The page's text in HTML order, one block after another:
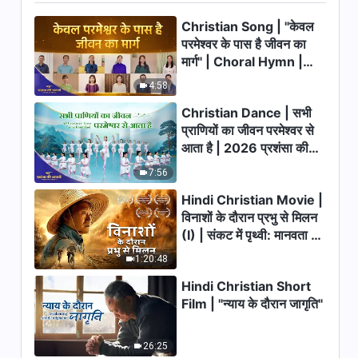
36:44
42:59
Hindi Catholic Testimony
Video | भ्रष्ट स्वभाव को ठीक करने का
तरीका मुझे पता है
37:11
Hindi Christian Testimony
Video | आधुनिक युग का फरीसी होना
(I) | True Story of a Christian
30:33
Hindi Christian Testimony
Video | मेरे और परमेश्वर के राज्य के
बीच आए मेरे पादरी
33:52
Hindi Christian Testimony
Video | पादरी की दुष्टता को समझना |
True Story of a Christian
4:58
Christian Song | "केवल
परमेश्वर के पास है जीवन का
मार्ग" | Choral Hymn |
7:56
Christian Dance | सभी
प्राणियों का जीवन परमेश्वर से
आता है | 2026 प्रशंसा की
1:20:48
Hindi Christian Movie |
विनाशों के दौरान प्रभु से मिलन
(I) | संकट में पृथ्वी: मानवता का
26:25
Hindi Christian Short
Film | "न्याय के दौरान जागृति"